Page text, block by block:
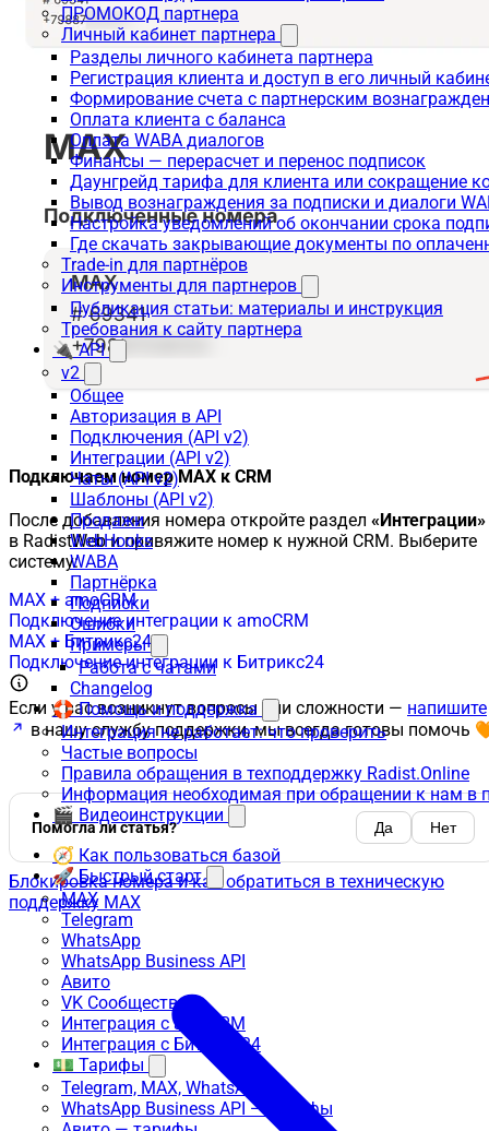
ПРОМОКОД партнера
Личный кабинет партнера
Разделы личного кабинета партнера
Регистрация клиента и доступ в его личный
Формирование счета с партнерским
Оплата клиента с баланса
Оплата WABA диалогов
Финансы — перерасчет и перенос подписок
Даунгрейд тарифа для клиента или сокращение
Вывод вознаграждения за подписки и диалоги
Настройка уведомлений об окончании срока
Где скачать закрывающие документы по
Trade-in для партнёров
Инструменты для партнеров
Публикация статьи: материалы и инструкция
Требования к сайту партнера
🔌 API
v2
Общее
Авторизация в API
Подключения (API v2)
Интеграции (API v2)
Чаты (API v2)
Шаблоны (API v2)
Продажи
WebHooks
WABA
Партнёрка
Подписки
Ошибки
Примеры
Работа с чатами
Changelog
🛟 Помощь и поддержка
Интеграция не работает: что проверить
Частые вопросы
Правила обращения в техподдержку Radist.Online
Информация необходимая при обращении к нам в
🎬 Видеоинструкции
🧭 Как пользоваться базой
🚀 Быстрый старт
MAX
Telegram
WhatsApp
WhatsApp Business API
Авито
VK Сообщества
Интеграция с amoCRM
Интеграция с Битрикс24
💵 Тарифы
Telegram, MAX, WhatsApp
WhatsApp Business API — тарифы
Подключаем номер MAX к CRM
После добавления номера откройте раздел «Интеграции»
в RadistWeb и привяжите номер к нужной CRM. Выберите
систему:
MAX + amoCRM
Подключение интеграции к amoCRM
MAX + Битрикс24
Подключение интеграции к Битрикс24
Если у вас возникнут вопросы или сложности — напишите
в нашу службу поддержки, мы всегда готовы помочь
Помогла ли статья? Да Нет
Блокировка номера и как обратиться в техническую
поддержку MAX